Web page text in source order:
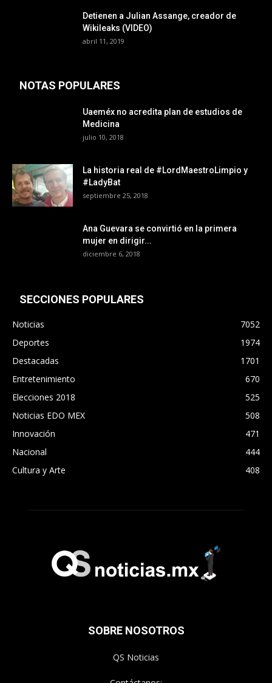
Detienen a Julian Assange, creador de
Wikileaks (VIDEO)
abril 11, 2019
NOTAS POPULARES
Uaeméx no acredita plan de estudios de
Medicina
julio 10, 2018
La historia real de #LordMaestroLimpio y
#LadyBat
septiembre 25, 2018
Ana Guevara se convirtió en la primera
mujer en dirigir...
diciembre 6, 2018
SECCIONES POPULARES
Noticias
7052
Deportes
1974
Destacadas
1701
Entretenimiento
670
Elecciones 2018
525
Noticias EDO MEX
508
Innovación
471
Nacional
444
Cultura y Arte
408
SOBRE NOSOTROS
QS Noticias